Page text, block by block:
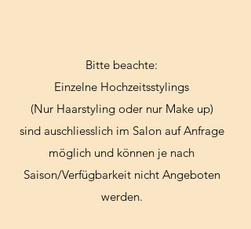
Bitte beachte:
Einzelne Hochzeitsstylings
(Nur Haarstyling oder nur Make up)
sind auschliesslich im Salon auf Anfrage
möglich und können je nach
Saison/Verfügbarkeit nicht Angeboten
werden.